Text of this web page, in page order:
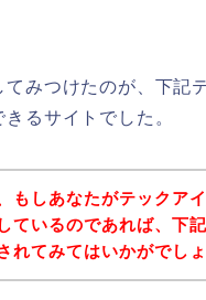
みつけたのが、下記
るサイトでした。
もしあなたがテックア
ているのであれば、下
れてみてはいかがでし